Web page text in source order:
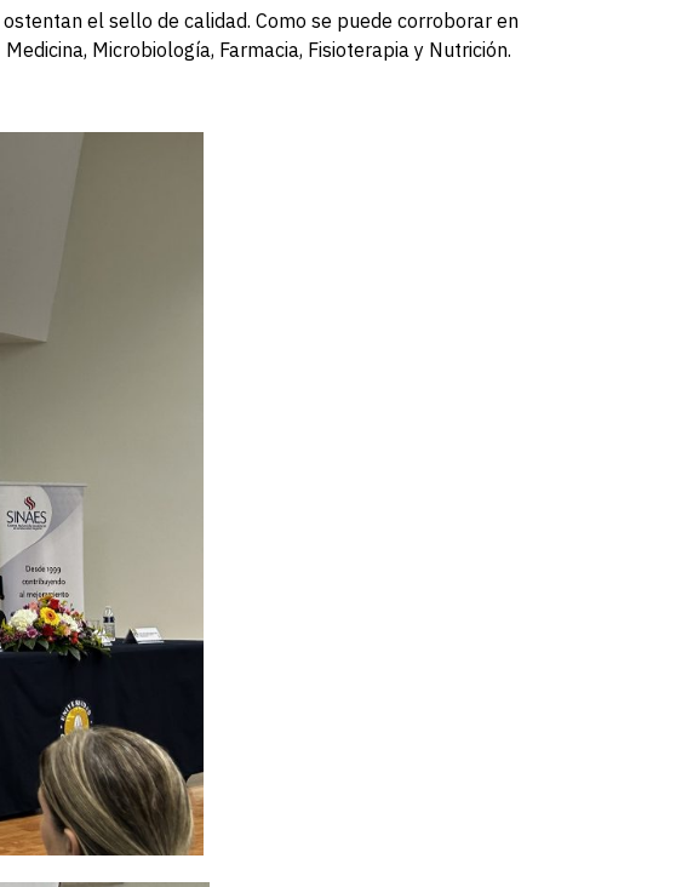
el sello de calidad. Como se puede corroborar en
Microbiología, Farmacia, Fisioterapia y Nutrición.